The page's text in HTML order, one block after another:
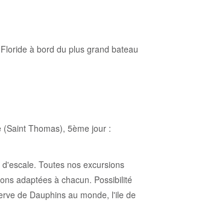
à bord du plus grand bateau
Thomas), 5ème jour :
Toutes nos excursions
adaptées à chacun. Possibilité
de Dauphins au monde, l'ile de